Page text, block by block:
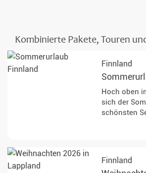
Kombinierte Pakete, Touren
Finnland
Hoch oben
sich der
schönsten
oder einer
Wahl. Hier
Finnland